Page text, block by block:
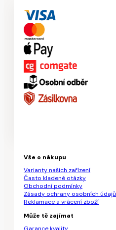
Vše o nákupu
Varianty našich zařízení
Často kladené otázky
Obchodní podmínky
Zásady ochrany osobních údajů
Reklamace a vrácení zboží
Může tě zajímat